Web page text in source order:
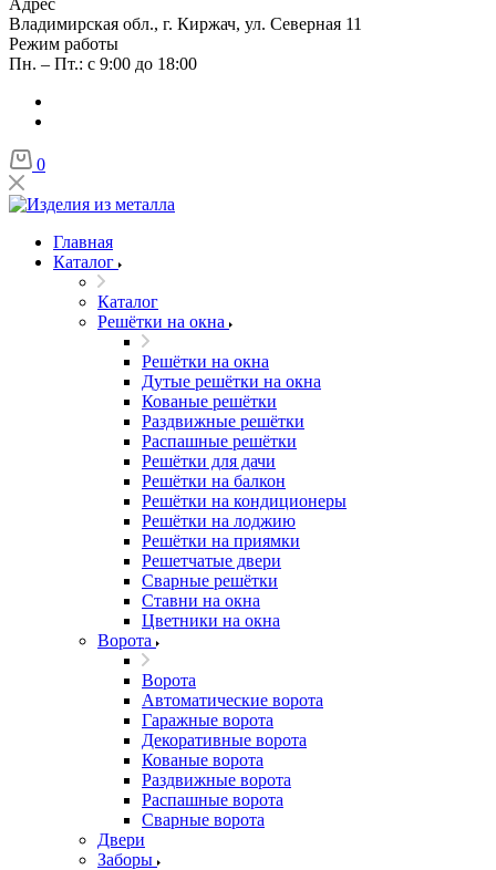
Адрес
Владимирская обл., г. Киржач, ул. Северная 11
Режим работы
Пн. – Пт.: с 9:00 до 18:00
0
Главная
Каталог
Каталог
Решётки на окна
Решётки на окна
Дутые решётки на окна
Кованые решётки
Раздвижные решётки
Распашные решётки
Решётки для дачи
Решётки на балкон
Решётки на кондиционеры
Решётки на лоджию
Решётки на приямки
Решетчатые двери
Сварные решётки
Ставни на окна
Цветники на окна
Ворота
Ворота
Автоматические ворота
Гаражные ворота
Декоративные ворота
Кованые ворота
Раздвижные ворота
Распашные ворота
Сварные ворота
Двери
Заборы